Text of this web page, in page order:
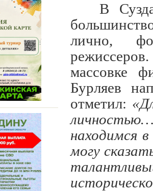
В
лично,
массовке
Бурляев
отметил:
находимся
могу